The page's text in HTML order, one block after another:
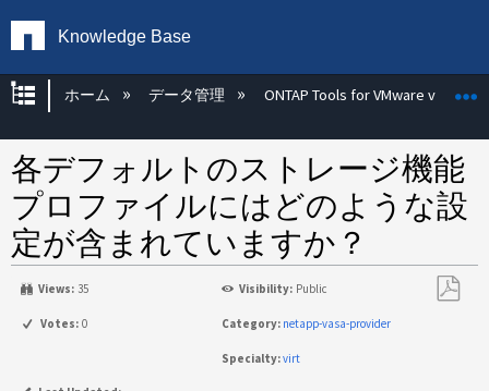
Knowledge Base
グローバル階層を展開/折りたたむ
ホーム データ管理 ONTAP Tools for VMware vSphere
各デフォルトのストレージ機能
プロファイルにはどのような設
定が含まれていますか？
Views: 35 Visibility: Public
Votes: 0 Category: netapp-vasa-provider
Specialty:virt